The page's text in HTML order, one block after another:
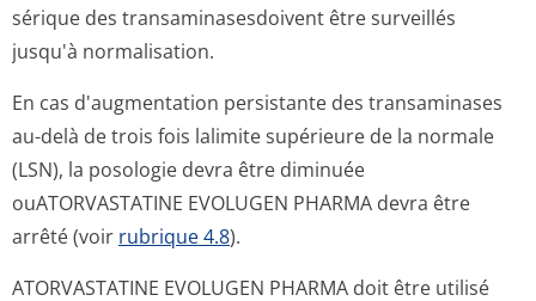
sérique des transaminases­doivent être surveillés
jusqu'à normalisation.
En cas d'augmentation persistante des transaminases
au-delà de trois fois lalimite supérieure de la normale
(LSN), la posologie devra être diminuée
ouATORVASTATINE EVOLUGEN PHARMA devra être
arrêté (voir rubrique 4.8).
ATORVASTATINE EVOLUGEN PHARMA doit être utilisé